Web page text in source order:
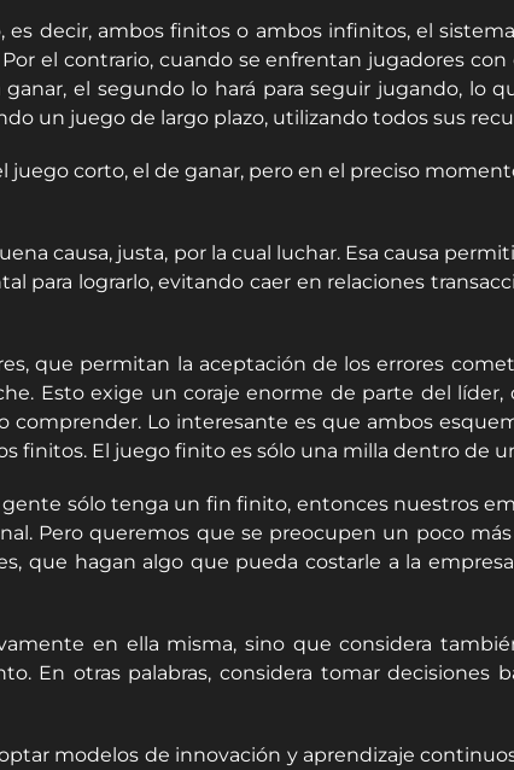
decir, ambos finitos o ambos infinitos, el
el contrario, cuando se enfrentan jugadores
el segundo lo hará para seguir jugando, lo
un juego de largo plazo, utilizando todos sus
corto, el de ganar, pero en el preciso
causa, justa, por la cual luchar. Esa causa
para lograrlo, evitando caer en relaciones
que permitan la aceptación de los errores
Esto exige un coraje enorme de parte del
Lo interesante es que ambos
El juego finito es sólo una milla dentro de
sólo tenga un fin finito, entonces nuestros
Pero queremos que se preocupen un poco
que hagan algo que pueda costarle a la
en ella misma, sino que considera
En otras palabras, considera tomar decisiones
modelos de innovación y aprendizaje